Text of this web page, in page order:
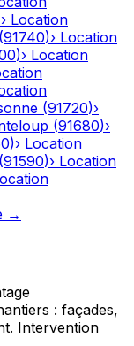
› Location
(91740)› Location
)› Location
(91720)›
(91680)›
)› Location
(91590)› Location
→
: façades,
Intervention